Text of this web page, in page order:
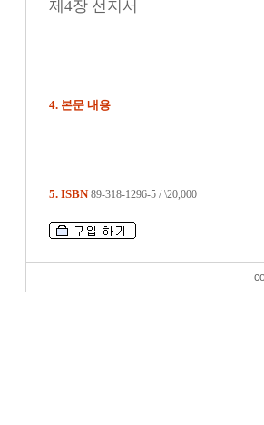
제4장 선지서
4. 본문 내용
5. ISBN89-318-1296-5 / \20,000